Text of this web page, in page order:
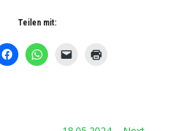
Teilen mit: